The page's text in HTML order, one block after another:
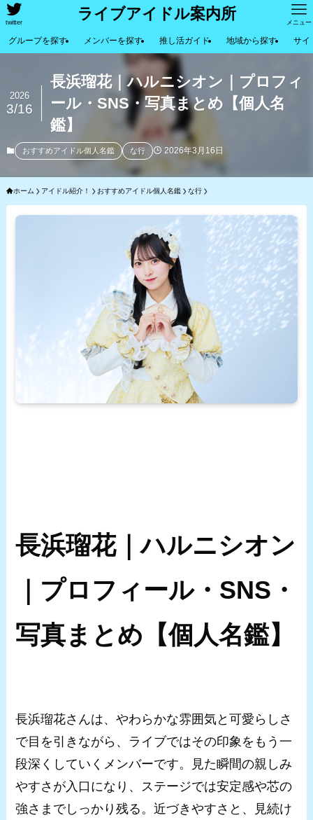
ライブアイドル案内所
twitter メニュー
グループを探す メンバーを探す 推し活ガイド 地域から探す サイ
長浜瑠花｜ハルニシオン｜プロフィ
ール・SNS・写真まとめ【個人名
鑑】
2026
3/16
おすすめアイドル個人名鑑 な行 2026年3月16日
ホーム アイドル紹介！ おすすめアイドル個人名鑑 な行
長浜瑠花｜ハルニシオン
｜プロフィール・SNS・
写真まとめ【個人名鑑】
長浜瑠花さんは、やわらかな雰囲気と可愛らしさ
で目を引きながら、ライブではその印象をもう一
段深くしていくメンバーです。見た瞬間の親しみ
やすさが入口になり、ステージでは安定感や芯の
強さまでしっかり残る。近づきやすさと、見続け